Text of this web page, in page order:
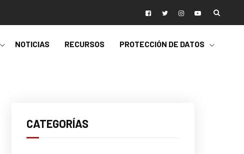
NOTICIAS RECURSOS PROTECCIÓN DE DATOS
CATEGORÍAS